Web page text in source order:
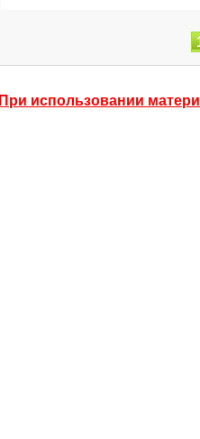
При использовании